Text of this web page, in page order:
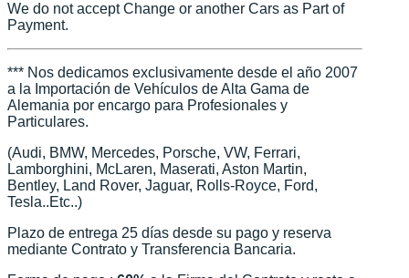
We do not accept Change or another Cars as Part of
Payment.
*** Nos dedicamos exclusivamente desde el año 2007
a la Importación de Vehículos de Alta Gama de
Alemania por encargo para Profesionales y
Particulares.
(Audi, BMW, Mercedes, Porsche, VW, Ferrari,
Lamborghini, McLaren, Maserati, Aston Martin,
Bentley, Land Rover, Jaguar, Rolls-Royce, Ford,
Tesla..Etc..)
Plazo de entrega 25 días desde su pago y reserva
mediante Contrato y Transferencia Bancaria.